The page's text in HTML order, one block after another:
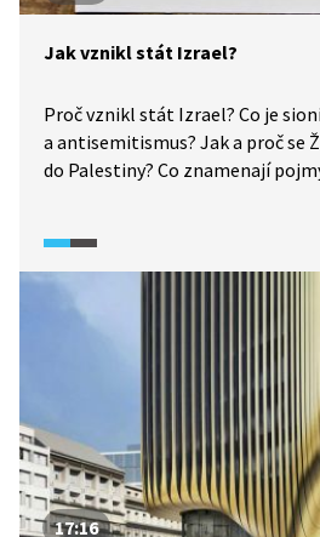
Jak vznikl stát Izrael?
Proč vznikl stát Izrael? Co je
a antisemitismus? Jak a proč se
do Palestiny? Co znamenají
k diskusi se žáky o tom, kde leží
a kdo si vlastně nárokuje právo žít
17:16